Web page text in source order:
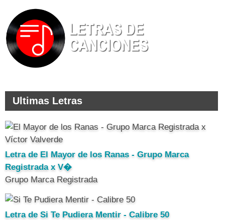
Ultimas Letras
Letra de El Mayor de los Ranas - Grupo Marca
Registrada x V�
Grupo Marca Registrada
Letra de Si Te Pudiera Mentir - Calibre 50